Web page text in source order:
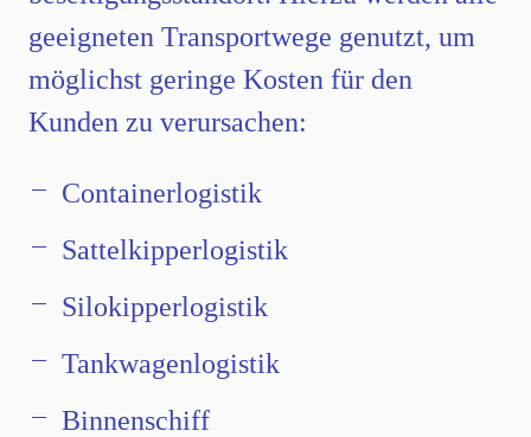
geeigneten Transportwege genutzt, um
möglichst geringe Kosten für den
Kunden zu verursachen:
Containerlogistik
Sattelkipperlogistik
Silokipperlogistik
Tankwagenlogistik
Binnenschiff